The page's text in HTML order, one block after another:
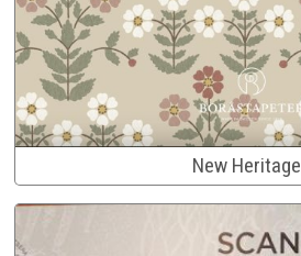
New Heritage